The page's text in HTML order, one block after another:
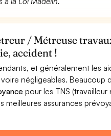
/ Métreuse
accident !
et généralement les
négligeables. Beaucoup
pour les TNS
meilleures assurances